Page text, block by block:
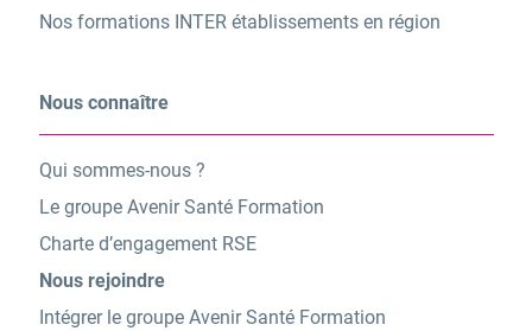
Nos formations INTER établissements en région
Nous connaître
Qui sommes-nous ?
Le groupe Avenir Santé Formation
Charte d’engagement RSE
Nous rejoindre
Intégrer le groupe Avenir Santé Formation